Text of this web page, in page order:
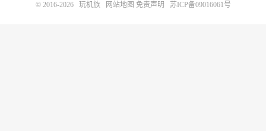
© 2016-2026 玩机族 网站地图 免责声明 苏ICP备09016061号